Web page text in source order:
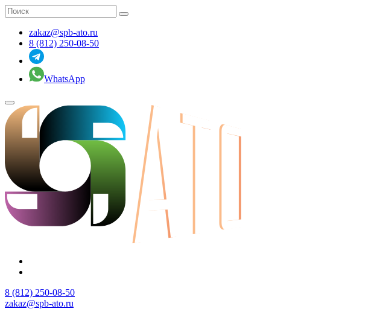
zakaz@spb-ato.ru
8 (812) 250-08-50
WhatsApp
8 (812) 250-08-50
zakaz@spb-ato.ru